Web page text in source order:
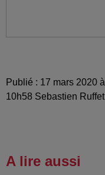
Publié : 17 mars 2020
10h58 Sebastien Ruffet
A lire aussi